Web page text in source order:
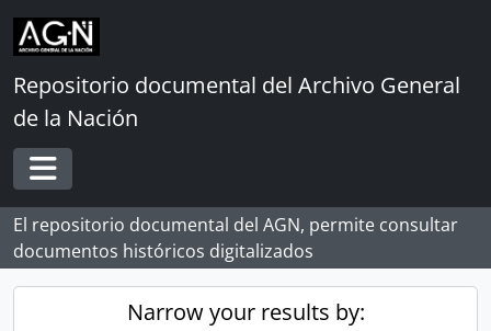
Skip to main content
Repositorio documental del Archivo General
de la Nación
Toggle navigation
El repositorio documental del AGN, permite consultar
documentos históricos digitalizados
Narrow your results by: